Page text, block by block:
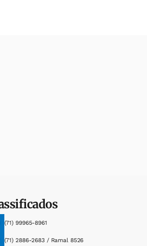
(71) 99965-8961
(71) 2886-2683 / Ramal 8526